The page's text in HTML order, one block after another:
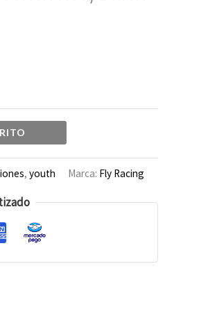
, youth Marca: Fly Racing